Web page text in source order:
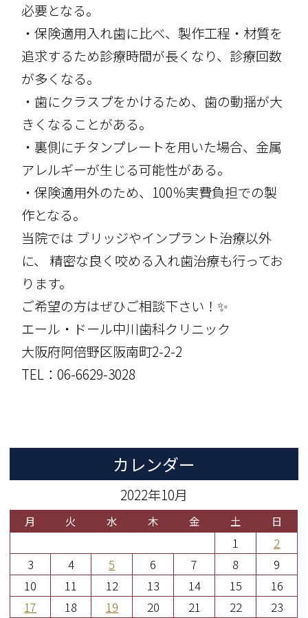
必要となる。
・保険適用入れ歯に比べ、製作工程・材質を
追求するため診療時間が長くなり、診療回数
が多くなる。
・歯にクラスプをかけるため、歯の動揺が大
きくなることがある。
・裏側にチタンプレートを用いた場合、金属
アレルギーが生じる可能性がある。
・保険適用外のため、100％実費負担での製
作となる。
当院では ブリッジやインプラント治療以外
に、 精密な良く咬める入れ歯治療も行ってお
ります。
ご希望の方はぜひご相談下さい！✨
エール・ドール中川歯科クリニック
大阪府阿倍野区阪南町2-2-2
TEL：06-6629-3028
カレンダー
2022年10月
月 火 水 木 金 土 日
1
2
3
4 5 6 7 8
9
10
11 12 13 14 15
16
17
18 19 20 21 22 23